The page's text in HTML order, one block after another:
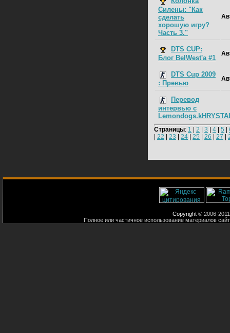
Силены: "Как
сделать
хорошую игру?
Часть 3."
DTS CUP:
Блог BelWest'a #1
DTS Cup 2009
: Превью
Перевод
интервью с
Страницы: 1 2 3 4 5
22 23 24 25 26 27
Copyright © 2006-
Полное или частичное использование материалов